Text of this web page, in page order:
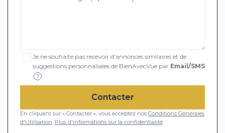
Je ne souhaite pas recevoir d'annonces similaires et de
suggestions personnalisées de BienAvecVue par Email/SMS
?
Contacter
En cliquant sur « Contacter », vous acceptez nos Conditions Générales
d'Utilisation Plus d'informations sur la confidentialité